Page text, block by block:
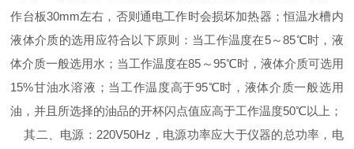
作台板30mm左右，否则通电工作时会损坏加热器；恒温水槽内
液体介质的选用应符合以下原则：当工作温度在5～85℃时，液
体介质一般选用水；当工作温度在85～95℃时，液体介质可选用
15%甘油水溶液；当工作温度高于95℃时，液体介质一般选用
油，并且所选择的油品的开杯闪点值应高于工作温度50℃以上；
其二、电源：220V50Hz，电源功率应大于仪器的总功率，电